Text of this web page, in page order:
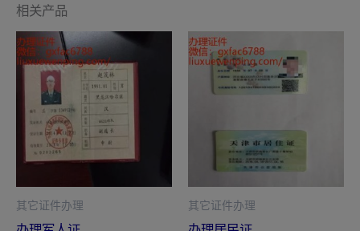
相关产品
其它证件办理 其它证件办理